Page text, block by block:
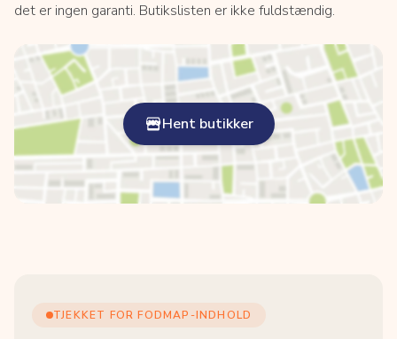
det er ingen garanti. Butikslisten er ikke fuldstændig.
Hent butikker
TJEKKET FOR FODMAP-INDHOLD